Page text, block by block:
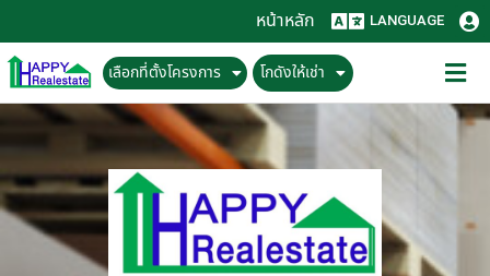
หน้าหลัก LANGUAGE
เลือกที่ตั้งโครงการ โกดังให้เช่า